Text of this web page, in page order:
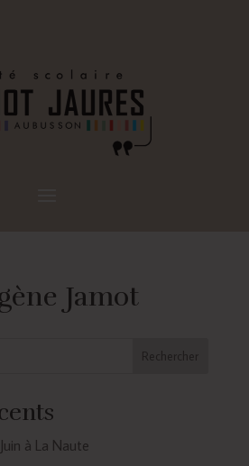
Jamot
Rechercher
à La Naute